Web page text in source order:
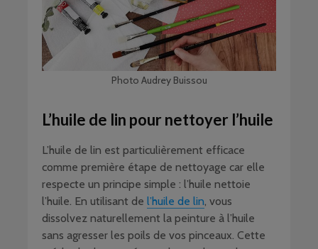
Photo Audrey Buissou
L’huile de lin pour nettoyer l’huile
L’huile de lin est particulièrement efficace
comme première étape de nettoyage car elle
respecte un principe simple : l’huile nettoie
l’huile. En utilisant de l’huile de lin, vous
dissolvez naturellement la peinture à l’huile
sans agresser les poils de vos pinceaux. Cette